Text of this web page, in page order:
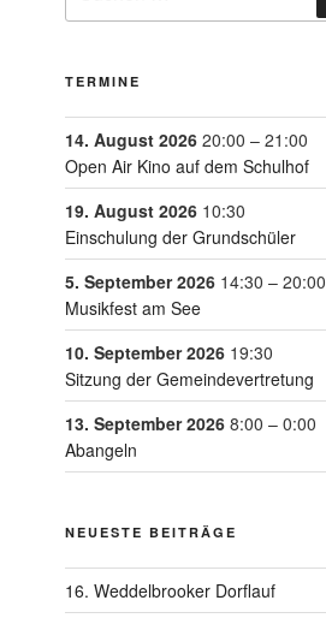
TERMINE
14. August 2026 20:00 – 21:00
Open Air Kino auf dem Schulhof
19. August 202610:30
Einschulung der Grundschüler
5. September 2026 14:30 – 20:00
Musikfest am See
10. September 202619:30
Sitzung der Gemeindevertretung
13. September 2026 8:00 – 0:00
Abangeln
NEUESTE BEITRÄGE
16. Weddelbrooker Dorflauf